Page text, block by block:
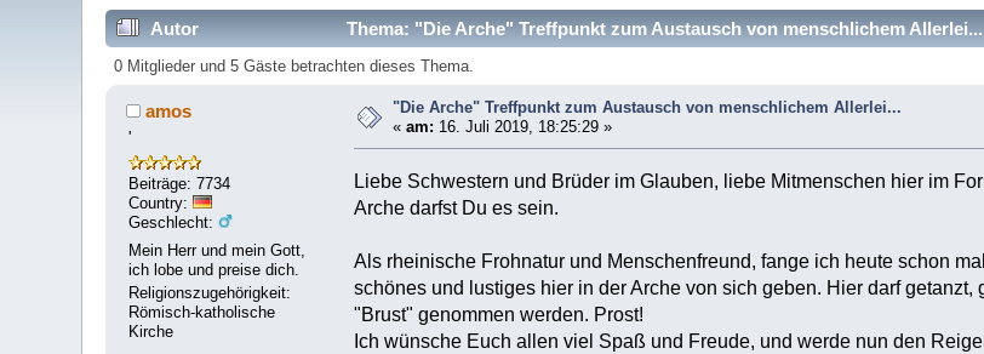
Autor Thema: "Die Arche" Treffpunkt zum Austausch von menschlichem
0 Mitglieder und 5 Gäste betrachten dieses Thema.
amos
'
Beiträge: 7734
Country:
Geschlecht:
Mein Herr und mein Gott,
ich lobe und preise dich.
Religionszugehörigkeit:
Römisch-katholische
Kirche
"Die Arche" Treffpunkt zum Austausch von menschlichem Allerlei...
«am: 16. Juli 2019, 18:25:29 »
Liebe Schwestern und Brüder im Glauben, liebe Mitmenschen hier im
Arche darfst Du es sein.
Als rheinische Frohnatur und Menschenfreund, fange ich heute schon
schönes und lustiges hier in der Arche von sich geben. Hier darf
"Brust" genommen werden. Prost!
Ich wünsche Euch allen viel Spaß und Freude, und werde nun den